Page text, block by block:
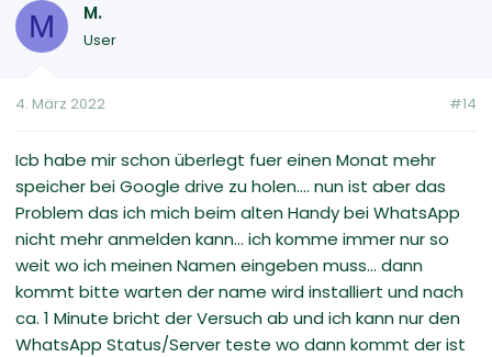
M M.
User
4. März 2022 #14
Icb habe mir schon überlegt fuer einen Monat mehr
speicher bei Google drive zu holen.... nun ist aber das
Problem das ich mich beim alten Handy bei WhatsApp
nicht mehr anmelden kann... ich komme immer nur so
weit wo ich meinen Namen eingeben muss... dann
kommt bitte warten der name wird installiert und nach
ca. 1 Minute bricht der Versuch ab und ich kann nur den
WhatsApp Status/Server teste wo dann kommt der ist